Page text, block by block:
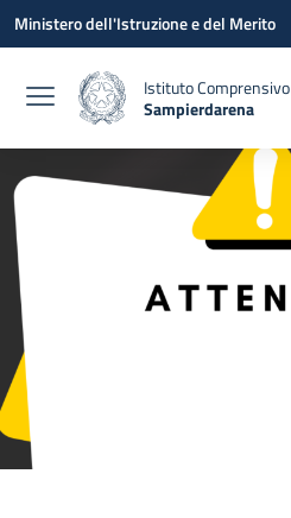
Vai ai contenuti
Vai al menu di navigazione
Vai al footer
Ministero dell'Istruzione e del Merito
Istituto Comprensivo
Sampierdarena